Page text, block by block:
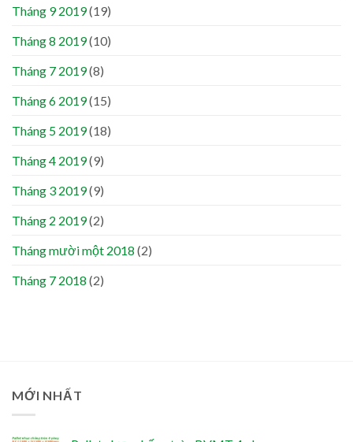
Tháng 9 2019(19)
Tháng 8 2019(10)
Tháng 7 2019(8)
Tháng 6 2019(15)
Tháng 5 2019(18)
Tháng 4 2019(9)
Tháng 3 2019(9)
Tháng 2 2019(2)
Tháng mười một 2018 (2)
Tháng 7 2018 (2)
MỚI NHẤT